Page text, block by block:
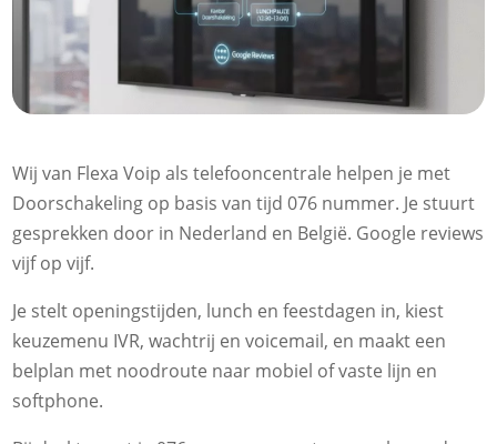
Wij van Flexa Voip als telefooncentrale helpen je met
Doorschakeling op basis van tijd 076 nummer.​ Je stuurt
gesprekken door in Nederland en België.​ Google reviews
vijf op vijf.​
Je stelt openingstijden, lunch en feestdagen in, kiest
keuzemenu IVR, wachtrij en voicemail, en maakt een
belplan met noodroute naar mobiel of vaste lijn en
softphone.​